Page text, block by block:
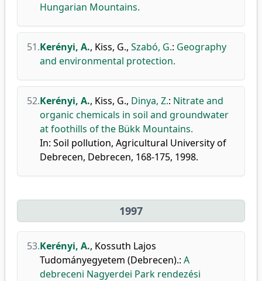
Hungarian Mountains.
51.Kerényi, A., Kiss, G., Szabó, G.: Geography
and environmental protection.
52.Kerényi, A., Kiss, G., Dinya, Z.: Nitrate and
organic chemicals in soil and groundwater
at foothills of the Bükk Mountains.
In: Soil pollution, Agricultural University of
Debrecen, Debrecen, 168-175, 1998.
1997
53.Kerényi, A., Kossuth Lajos
Tudományegyetem (Debrecen).: A
debreceni Nagyerdei Park rendezési